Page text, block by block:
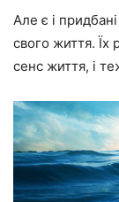
Але є і
свого життя.
сенс життя, і